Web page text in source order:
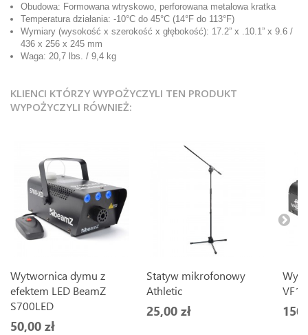
Obudowa: Formowana wtryskowo, perforowana metalowa kratka
Temperatura działania: -10°C do 45°C (14°F do 113°F)
Wymiary (wysokość x szerokość x głębokość): 17.2” x .10.1” x 9.6 /
436 x 256 x 245 mm
Waga: 20,7 lbs. / 9,4 kg
KLIENCI KTÓRZY WYPOŻYCZYLI TEN PRODUKT
WYPOŻYCZYLI RÓWNIEŻ:
Wytwornica dymu z
efektem LED BeamZ
S700LED
50,00 zł
Statyw mikrofonowy
Athletic
25,00 zł